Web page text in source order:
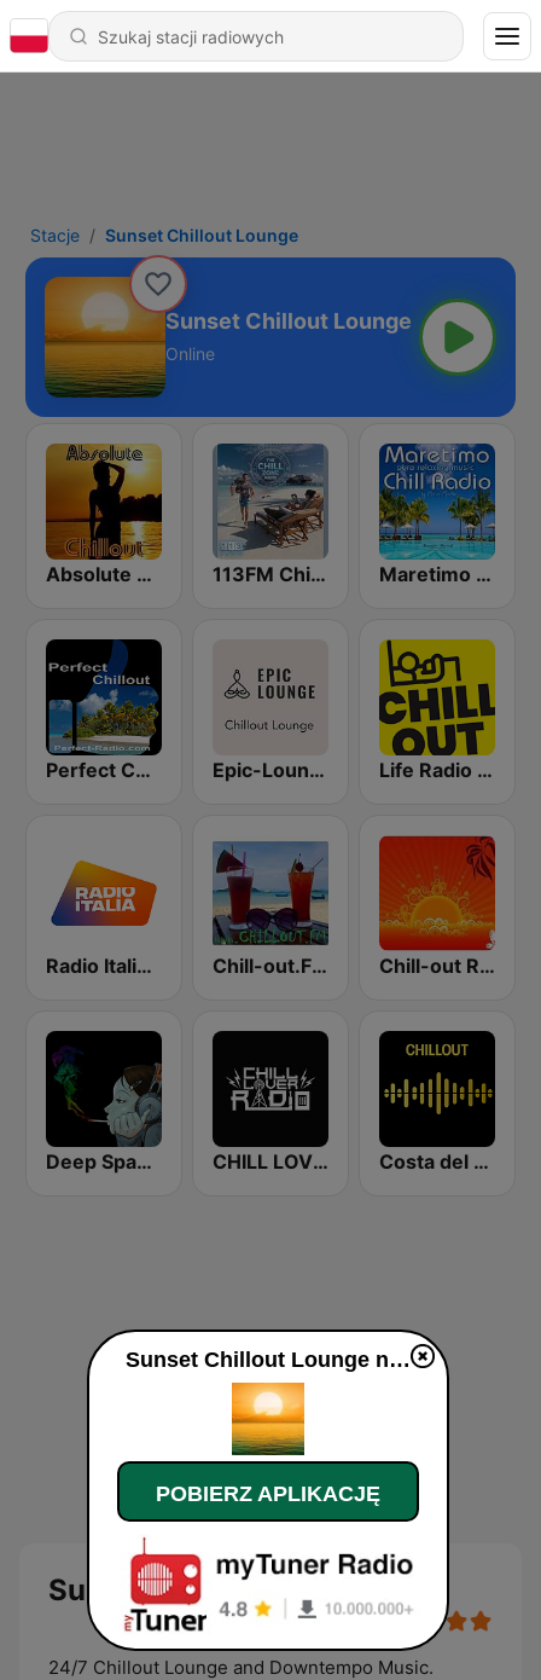
Stacje Sunset Chillout Lounge
Sunset Chillout Lounge
Online
Absolute Chillout 113FM Chill Zone Maretimo Chill Radio
Perfect Chillout Epic-Lounge - Chillout Lounge Life Radio Chill Out
Radio Italia solomusicaitaliana Chill-out.FM Chill-out Radio
Deep Space Chill CHILL LOVER RADIO Costa del Mar Chillout
Sunset Chillout Lounge
24/7 Chillout Lounge and Downtempo Music.
Sunset Chillout Lounge na żywo
POBIERZ APLIKACJĘ